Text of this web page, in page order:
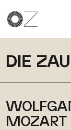
DIE
MOZART